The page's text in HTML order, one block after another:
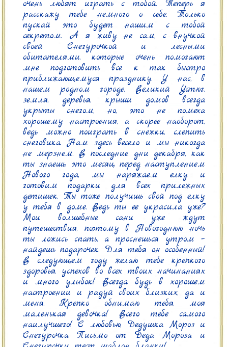
очень любят играть с тобой. Теперь я
расскажу тебе немного о себе. Только
пускай это будет нашим с тобой
секретом. А я живу не сам, с внучкой
своей Снегурочкой и лесными
обитателями, которые очень помогают
мне подготовить все к так быстро
приближающемуся празднику. У нас, в
нашем родном городе, Великий Устюг,
земля, деревья, крыши домов всегда
укрыты снегом, но, это не помеха
хорошему настроения, а скорее наоборот,
ведь можно поиграть в снежки, слепить
снеговика. Нам здесь весело и мы никогда
не мерзнем. В последние дни декабря, как
ты знаешь, это месяц перед наступлением
Нового года, мы наряжаем елку и
готовим подарки для всех прилежных
детишек. Ты тоже получишь свой под елку
у тебя в доме. Ведь ты ее украсила уже?
Мои волшебные сани уже ждут
путешествия, поэтому в Новогоднюю ночь
ты ложись спать, а проснешься утром –
найдешь подарочек. Для тебя он особенный!
В следующем году желаю тебе крепкого
здоровья, успехов во всех твоих начинаниях
и много улыбок! Всегда будь в хорошем
настроении и радуй своих близких, да и
меня. Крепко обнимаю тебя, моя
маленькая девочка! Всего тебе самого
наилучшего! С любовью, Дедушка Мороз и
Снегурочка Письмо от Деда Мороза и